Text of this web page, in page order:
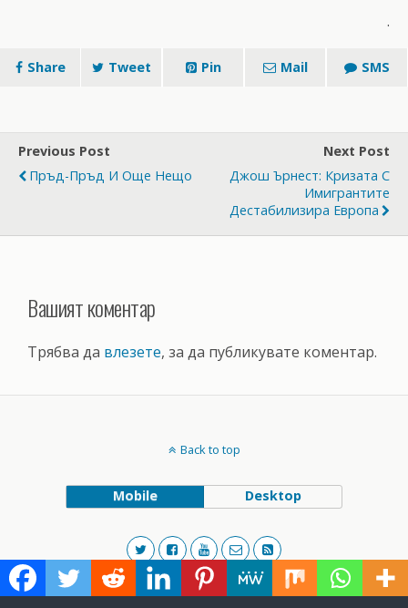
.
Share Tweet Pin Mail SMS
Previous Post
Пръд-Пръд И Още Нещо
Next Post
Джош Ърнест: Кризата С
Имигрантите
Дестабилизира Европа
Вашият коментар
Трябва да влезете, за да публикувате коментар.
Back to top
Mobile Desktop